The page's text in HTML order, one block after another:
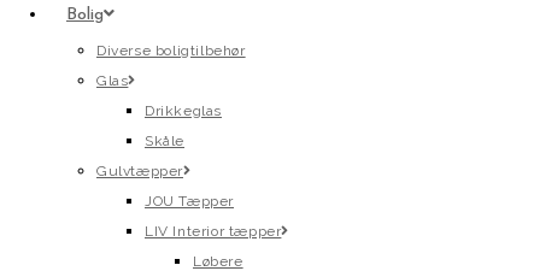
Bolig
Diverse boligtilbehør
Glas
Drikkeglas
Skåle
Gulvtæpper
JOU Tæpper
LIV Interior tæpper
Løbere